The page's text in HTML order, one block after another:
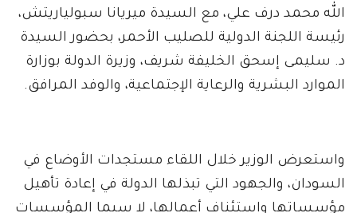
الله محمد درف علي، مع السيدة ميريانا سبولياريتش،
رئيسة اللجنة الدولية للصليب الأحمر، بحضور السيدة
د. سليمى إسحق الخليفة شريف، وزيرة الدولة بوزارة
الموارد البشرية والرعاية الإجتماعية، والوفد المرافق.
واستعرض الوزير خلال اللقاء مستجدات الأوضاع في
السودان، والجهود التي تبذلها الدولة في إعادة تأهيل
مؤسساتها واستئناف أعمالها، لا سيما المؤسسات